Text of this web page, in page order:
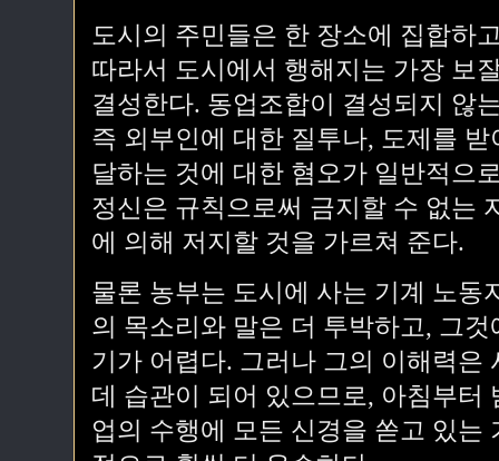
도시의 주민들은 한 장소에 집합하
따라서 도시에서 행해지는 가장 보
결성한다. 동업조합이 결성되지 않
즉 외부인에 대한 질투나, 도제를
달하는 것에 대한 혐오가 일반적으
정신은 규칙으로써 금지할 수 없는
에 의해 저지할 것을 가르쳐 준다.
물론 농부는 도시에 사는 기계 노동
의 목소리와 말은 더 투박하고, 그
기가 어렵다. 그러나 그의 이해력은
데 습관이 되어 있으므로, 아침부터
업의 수행에 모든 신경을 쏟고 있는